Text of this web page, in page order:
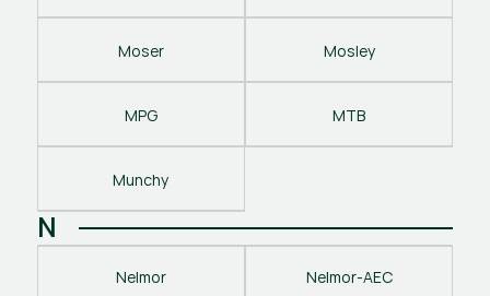
Moser Mosley
MPG MTB
Munchy
N
Nelmor Nelmor-AEC